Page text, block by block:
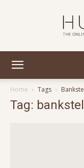
Home
Tags
Tag: bankstel